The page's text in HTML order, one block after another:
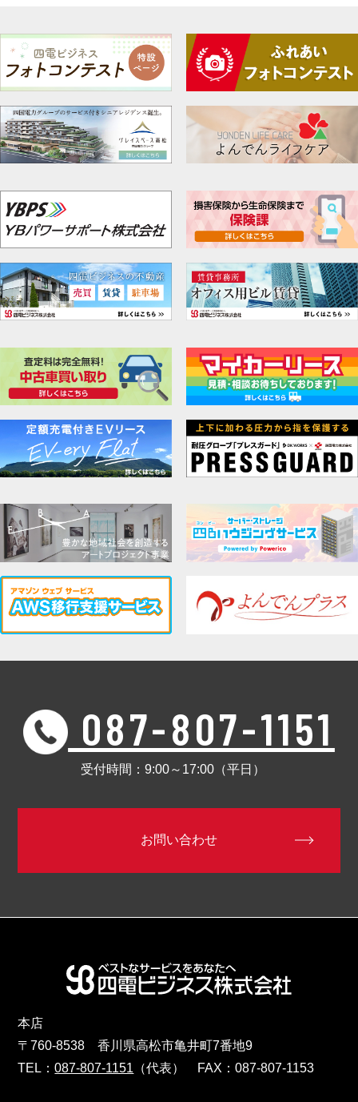
087-807-1151
受付時間：9:00～17:00（平日）
お問い合わせ
本店
〒760-8538 香川県高松市亀井町7番地9
TEL：087-807-1151 （代表） FAX：087-807-1153